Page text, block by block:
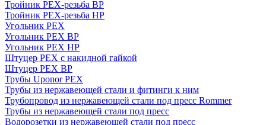
Тройник PEX-резьба ВР
Тройник PEX-резьба НР
Угольник PEX
Угольник PEX ВР
Угольник PEX НР
Штуцер PEX c накидной гайкой
Штуцер PEX ВР
Трубы Uponor PEX
Трубы из нержавеющей стали и фитинги к ним
Трубопровод из нержавеющей стали под пресс Rommer
Трубы из нержавеющей стали под пресс
Водорозетки из нержавеющей стали под пресс